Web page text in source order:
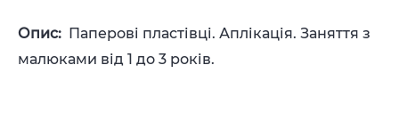
Опис: Паперові пластівці. Аплікація. Заняття з
малюками від 1 до 3 років.